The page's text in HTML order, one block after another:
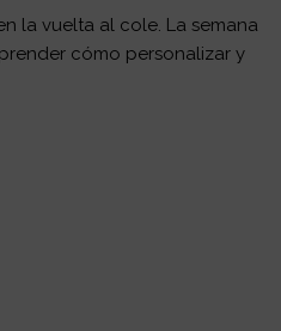
la vuelta al cole. La semana
cómo personalizar y